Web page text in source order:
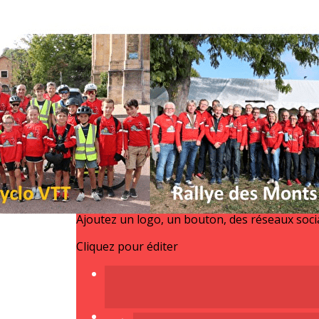
Exporter uniquement les colonnes affichées
Menu
<
>
ACCUEIL
A LA UNE
AGENDA
Nous contacter
Ajoutez un logo, un bouton, des réseaux
Cliquez pour éditer